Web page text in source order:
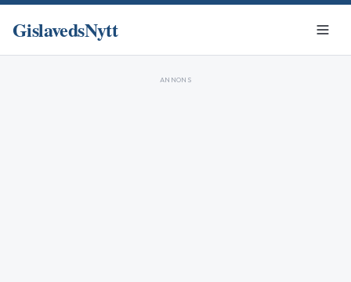
GislavedsNytt
ANNONS